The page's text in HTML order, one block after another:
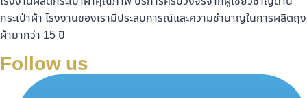
กระเป๋าผ้า โรงงานของเรามีประสบการณ์และความชำนาญในการผลิตถุง
ผ้ามากว่า 15 ปี
Follow us